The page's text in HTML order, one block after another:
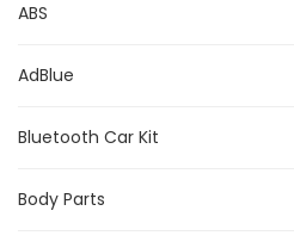
ABS
AdBlue
Bluetooth Car Kit
Body Parts